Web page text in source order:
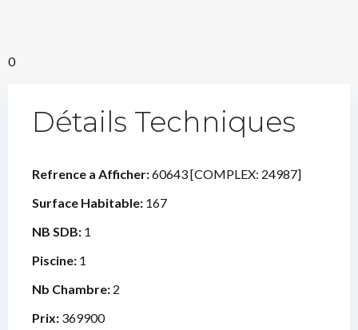
0
Détails Techniques
Refrence a Afficher:60643 [COMPLEX: 24987]
Surface Habitable: 167
NB SDB: 1
Piscine: 1
Nb Chambre: 2
Prix: 369900